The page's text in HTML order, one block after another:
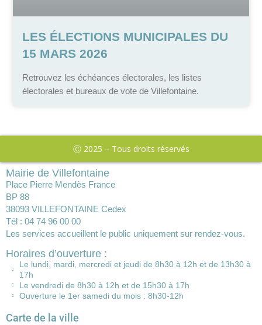
LES ÉLECTIONS MUNICIPALES DU
15 MARS 2026
Retrouvez les échéances électorales, les listes
électorales et bureaux de vote de Villefontaine.
Ⓒ 2025 – Tous droits réservés
Mairie de Villefontaine
Place Pierre Mendès France
BP 88
38093 VILLEFONTAINE Cedex
Tél : 04 74 96 00 00
Les services accueillent le public uniquement sur rendez-vous.
Horaires d’ouverture :
Le lundi, mardi, mercredi et jeudi de 8h30 à 12h et de 13h30 à
17h
Le vendredi de 8h30 à 12h et de 15h30 à 17h
Ouverture le 1er samedi du mois : 8h30-12h
Carte de la ville